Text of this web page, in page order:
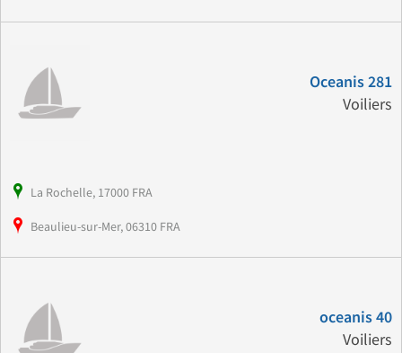
Oceanis 281
Voiliers
La Rochelle, 17000 FRA
Beaulieu-sur-Mer, 06310 FRA
oceanis 40
Voiliers